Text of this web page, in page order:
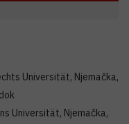
Universität, Njemačka,
Universität, Njemačka,